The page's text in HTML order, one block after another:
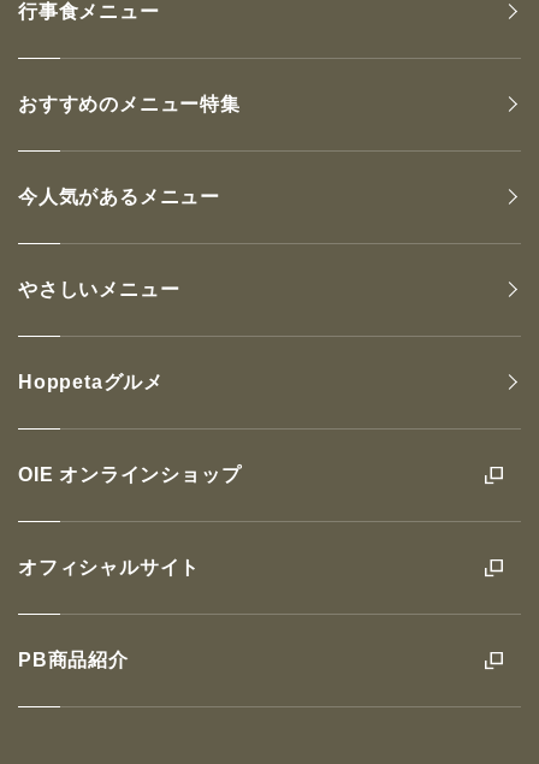
OIE オンラインショップ
オフィシャルサイト
PB商品紹介
行事食メニュー
おすすめのメニュー特集
今人気があるメニュー
やさしいメニュー
Hoppetaグルメ